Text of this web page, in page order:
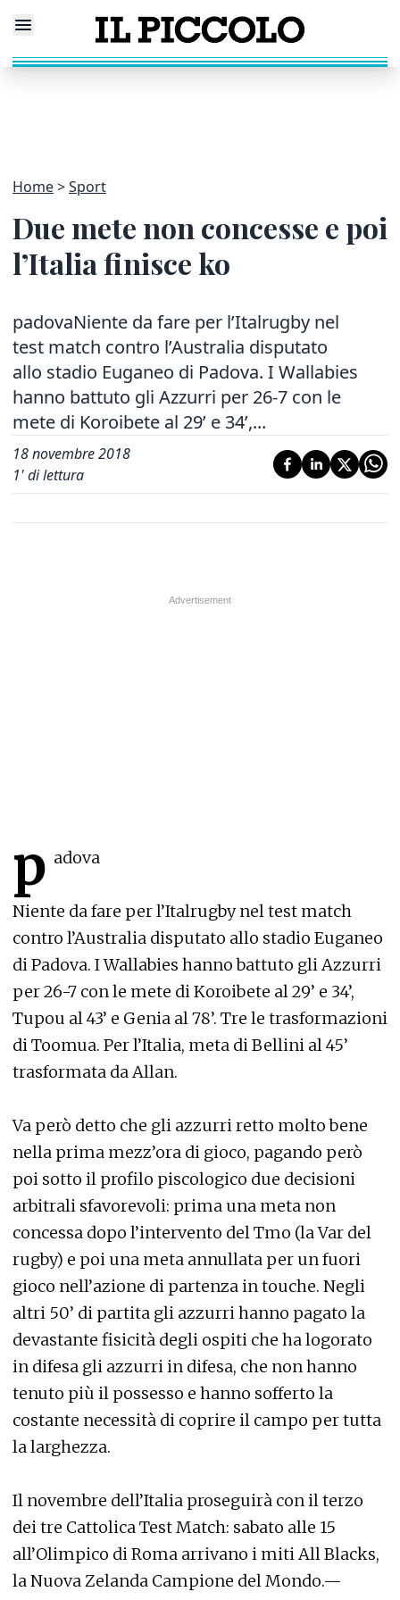
Home Sport
Due mete non concesse e poi
l’Italia finisce ko
padovaNiente da fare per l’Italrugby nel
test match contro l’Australia disputato
allo stadio Euganeo di Padova. I Wallabies
hanno battuto gli Azzurri per 26-7 con le
mete di Koroibete al 29’ e 34’,...
18 novembre 2018
1' di lettura
p adova
Niente da fare per l’Italrugby nel test match
contro l’Australia disputato allo stadio Euganeo
di Padova. I Wallabies hanno battuto gli Azzurri
per 26-7 con le mete di Koroibete al 29’ e 34’,
Tupou al 43’ e Genia al 78’. Tre le trasformazioni
di Toomua. Per l’Italia, meta di Bellini al 45’
trasformata da Allan.
Va però detto che gli azzurri retto molto bene
nella prima mezz’ora di gioco, pagando però
poi sotto il profilo piscologico due decisioni
arbitrali sfavorevoli: prima una meta non
concessa dopo l’intervento del Tmo (la Var del
rugby) e poi una meta annullata per un fuori
gioco nell’azione di partenza in touche. Negli
altri 50’ di partita gli azzurri hanno pagato la
devastante fisicità degli ospiti che ha logorato
in difesa gli azzurri in difesa, che non hanno
tenuto più il possesso e hanno sofferto la
costante necessità di coprire il campo per tutta
la larghezza.
Il novembre dell’Italia proseguirà con il terzo
dei tre Cattolica Test Match: sabato alle 15
all’Olimpico di Roma arrivano i miti All Blacks,
la Nuova Zelanda Campione del Mondo.—